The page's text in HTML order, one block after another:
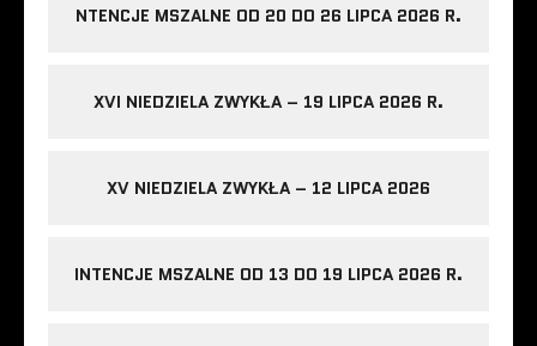
NTENCJE MSZALNE OD 20 DO 26 LIPCA 2026 R.
XVI NIEDZIELA ZWYKŁA – 19 LIPCA 2026 R.
XV NIEDZIELA ZWYKŁA – 12 LIPCA 2026
INTENCJE MSZALNE OD 13 DO 19 LIPCA 2026 R.